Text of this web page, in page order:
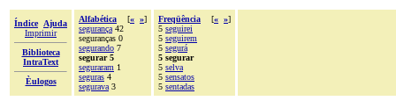
Índice
Ajuda
Imprimir
Biblioteca
IntraText
Èulogos
Alfabética [« »]
segurança 42
seguranças 0
segurando 7
segurar 5
seguraram 1
seguras 4
segurava 3
Freqüência [« »]
5 seguirei
5 seguirem
5 segurá
5 segurar
5 selva
5 sensatos
5 sentadas